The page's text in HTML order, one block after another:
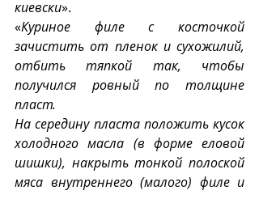
киевски».
«Куриное филе с косточкой
зачистить от пленок и сухожилий,
отбить тяпкой так, чтобы
получился ровный по толщине
пласт.
На середину пласта положить кусок
холодного масла (в форме еловой
шишки), накрыть тонкой полоской
мяса внутреннего (малого) филе и